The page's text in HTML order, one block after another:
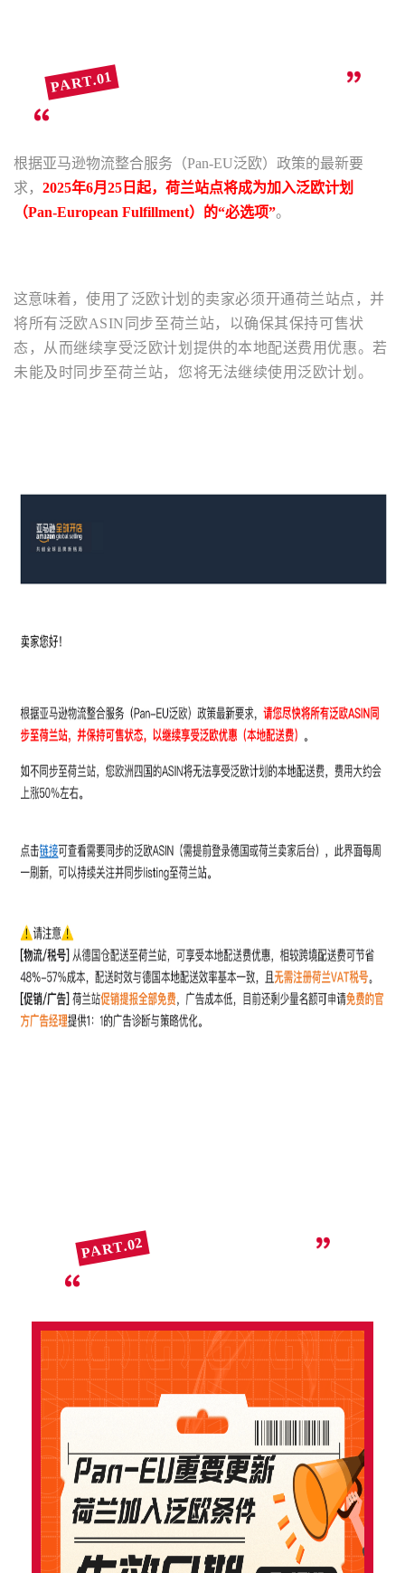
PART.01
根据亚马逊物流整合服务（Pan-EU泛欧）政策的最新要
求， 2025年6月25日起，荷兰站点将成为加入泛欧计划
（Pan-European Fulfillment）的“必选项”。
这意味着， 使用了泛欧计划的卖家必须开通荷兰站点，并
将所有泛欧ASIN同步至荷兰站，以确保其保持可售状
态，从而继续享受泛欧计划提供的本地配送费用优惠。若
未能及时同步至荷兰站，您将无法继续使用泛欧计划。
PART.02